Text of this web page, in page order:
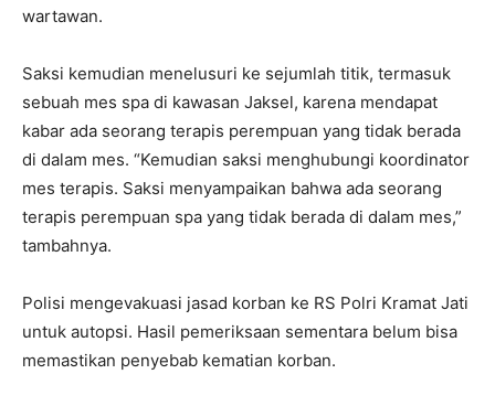
wartawan.
Saksi kemudian menelusuri ke sejumlah titik, termasuk
sebuah mes spa di kawasan Jaksel, karena mendapat
kabar ada seorang terapis perempuan yang tidak berada
di dalam mes. “Kemudian saksi menghubungi koordinator
mes terapis. Saksi menyampaikan bahwa ada seorang
terapis perempuan spa yang tidak berada di dalam mes,”
tambahnya.
Polisi mengevakuasi jasad korban ke RS Polri Kramat Jati
untuk autopsi. Hasil pemeriksaan sementara belum bisa
memastikan penyebab kematian korban.